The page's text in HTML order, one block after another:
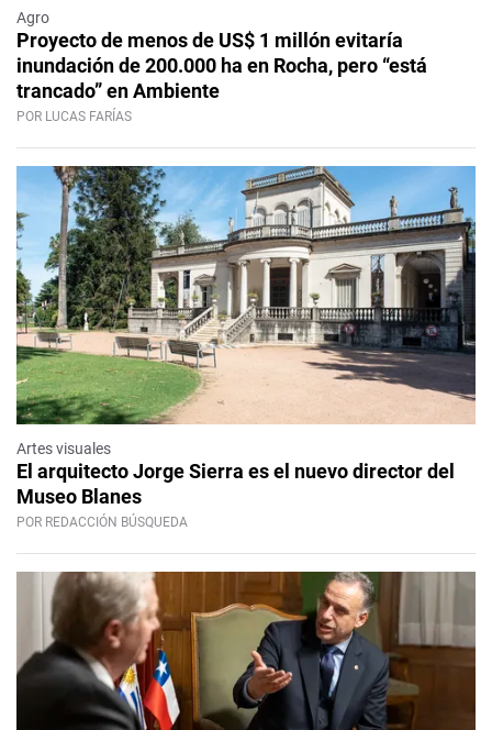
Agro
Proyecto de menos de US$ 1 millón evitaría
inundación de 200.000 ha en Rocha, pero “está
trancado” en Ambiente
POR LUCAS FARÍAS
Artes visuales
El arquitecto Jorge Sierra es el nuevo director del
Museo Blanes
POR REDACCIÓN BÚSQUEDA